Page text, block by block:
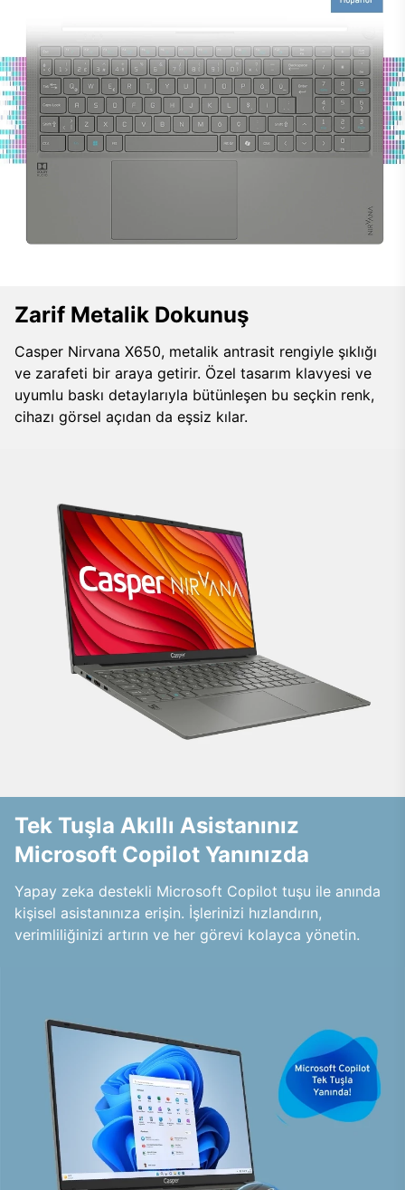
Zarif Metalik Dokunuş
Casper Nirvana X650, metalik antrasit rengiyle şıklığı
ve zarafeti bir araya getirir. Özel tasarım klavyesi ve
uyumlu baskı detaylarıyla bütünleşen bu seçkin renk,
cihazı görsel açıdan da eşsiz kılar.
Tek Tuşla Akıllı Asistanınız
Microsoft Copilot Yanınızda
Yapay zeka destekli Microsoft Copilot tuşu ile anında
kişisel asistanınıza erişin. İşlerinizi hızlandırın,
verimliliğinizi artırın ve her görevi kolayca yönetin.